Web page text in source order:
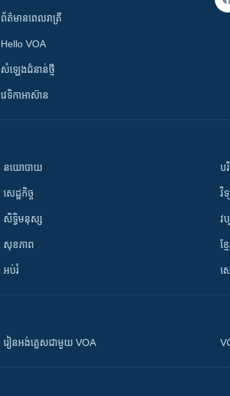
ព័ត៌មាន​​ពេល​រាត្រី
Hello VOA
សំឡេង​ជំនាន់​ថ្មី
វេទិកា​អាស៊ាន
នយោបាយ
សេដ្ឋកិច្ច
សិទ្ធិមនុស្ស
សុខភាព
អប់រំ
ប
វិ
វ
ខ្
ស
រៀន​​​​​​អង់គ្លេស​​ជាមួយ VOA